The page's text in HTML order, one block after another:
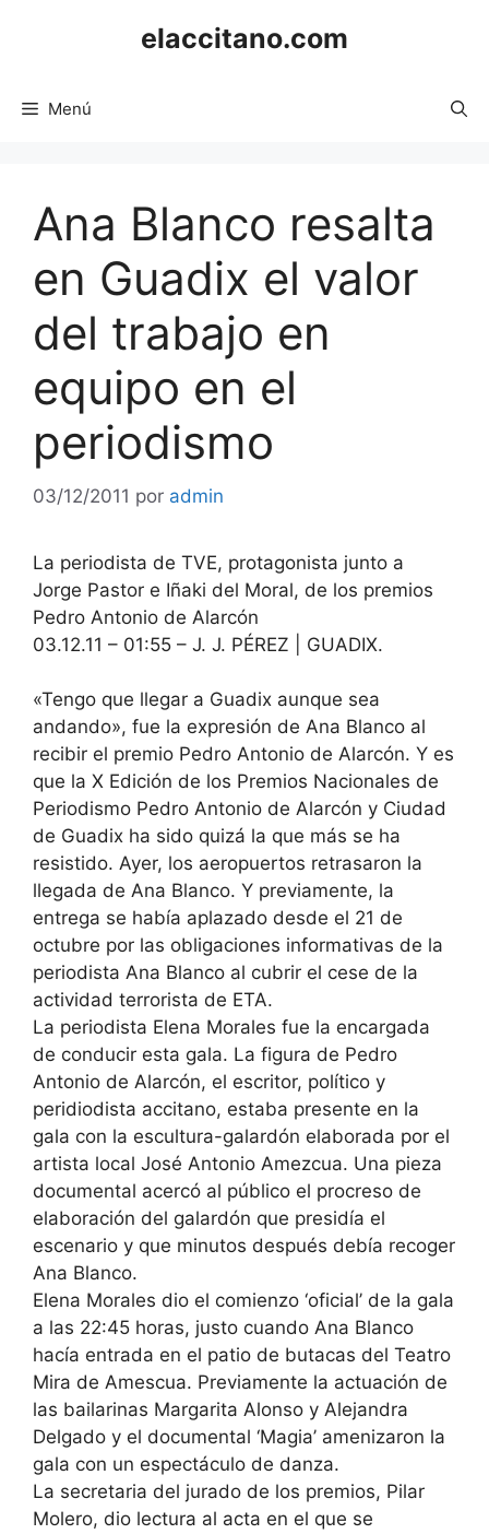
elaccitano.com
Menú
Ana Blanco resalta
en Guadix el valor
del trabajo en
equipo en el
periodismo
03/12/2011 por admin
La periodista de TVE, protagonista junto a
Jorge Pastor e Iñaki del Moral, de los premios
Pedro Antonio de Alarcón
03.12.11 – 01:55 – J. J. PÉREZ | GUADIX.
«Tengo que llegar a Guadix aunque sea
andando», fue la expresión de Ana Blanco al
recibir el premio Pedro Antonio de Alarcón. Y es
que la X Edición de los Premios Nacionales de
Periodismo Pedro Antonio de Alarcón y Ciudad
de Guadix ha sido quizá la que más se ha
resistido. Ayer, los aeropuertos retrasaron la
llegada de Ana Blanco. Y previamente, la
entrega se había aplazado desde el 21 de
octubre por las obligaciones informativas de la
periodista Ana Blanco al cubrir el cese de la
actividad terrorista de ETA.
La periodista Elena Morales fue la encargada
de conducir esta gala. La figura de Pedro
Antonio de Alarcón, el escritor, político y
peridiodista accitano, estaba presente en la
gala con la escultura-galardón elaborada por el
artista local José Antonio Amezcua. Una pieza
documental acercó al público el procreso de
elaboración del galardón que presidía el
escenario y que minutos después debía recoger
Ana Blanco.
Elena Morales dio el comienzo ‘oficial’ de la gala
a las 22:45 horas, justo cuando Ana Blanco
hacía entrada en el patio de butacas del Teatro
Mira de Amescua. Previamente la actuación de
las bailarinas Margarita Alonso y Alejandra
Delgado y el documental ‘Magia’ amenizaron la
gala con un espectáculo de danza.
La secretaria del jurado de los premios, Pilar
Molero, dio lectura al acta en el que se